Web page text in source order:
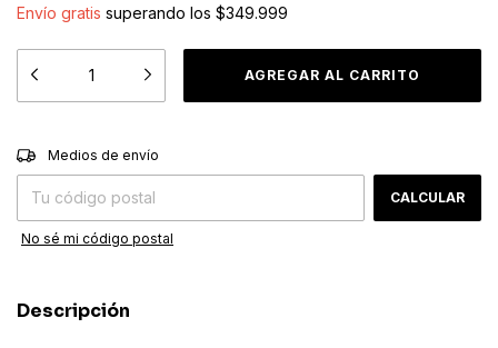
Envío gratis superando los $349.999
Entregas para el CP:
Medios de envío
CALCULAR
No sé mi código postal
Descripción